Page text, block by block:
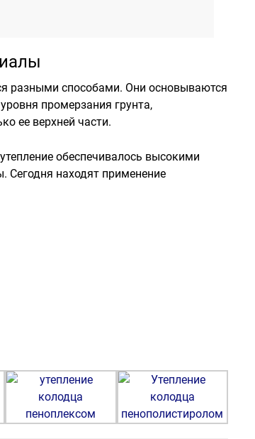
разными способами. Они основываются
промерзания грунта,
ее верхней части.
обеспечивалось высокими
Сегодня находят применение